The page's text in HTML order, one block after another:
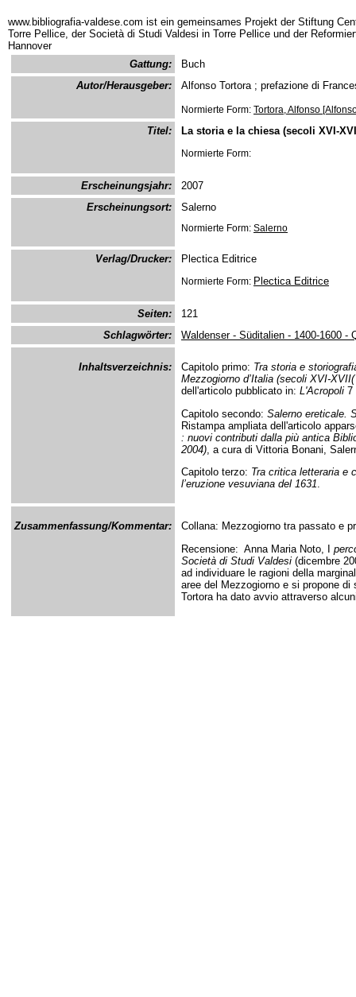
www.bibliografia-valdese.com ist ein gemeinsames Projekt der Stiftung
Torre Pellice, der Società di Studi Valdesi in Torre Pellice und der
Hannover
Gattung:
Buch
Autor/Herausgeber:
Alfonso Tortora ; prefazione di
Normierte Form: Tortora, Alfonso
Titel: La storia e la chiesa (secoli XVI-
Normierte Form:
Erscheinungsjahr:
2007
Erscheinungsort:
Salerno
Normierte Form: Salerno
Verlag/Drucker: Plectica Editrice
Normierte Form: Plectica Editrice
Seiten:
121
Schlagwörter:
Waldenser - Süditalien - 1400-1600 -
Inhaltsverzeichnis: Capitolo primo: Tra storia e
Mezzogiorno d’Italia (secoli XVI-
dell'articolo pubblicato in: L'Acropoli 7
Capitolo secondo: Salerno ereticale.
Ristampa ampliata dell'articolo
: nuovi contributi dalla più antica
2004) , a cura di Vittoria Bonani,
Capitolo terzo: Tra critica letteraria e
l’eruzione vesuviana del 1631
Zusammenfassung/Kommentar:
Collana: Mezzogiorno tra passato e
Recensione: Anna Maria Noto, I
Società di Studi Valdesi (dicembre
ad individuare le ragioni della
aree del Mezzogiorno e si propone
Tortora ha dato avvio attraverso